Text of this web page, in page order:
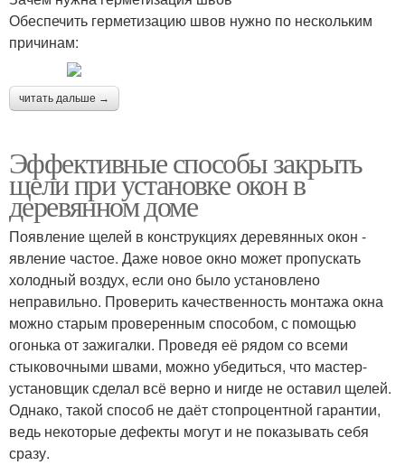
Обеспечить герметизацию швов нужно по нескольким
причинам:
читать дальше →
Эффективные способы закрыть
щели при установке окон в
деревянном доме
Появление щелей в конструкциях деревянных окон -
явление частое. Даже новое окно может пропускать
холодный воздух, если оно было установлено
неправильно. Проверить качественность монтажа окна
можно старым проверенным способом, с помощью
огонька от зажигалки. Проведя её рядом со всеми
стыковочными швами, можно убедиться, что мастер-
установщик сделал всё верно и нигде не оставил щелей.
Однако, такой способ не даёт стопроцентной гарантии,
ведь некоторые дефекты могут и не показывать себя
сразу.